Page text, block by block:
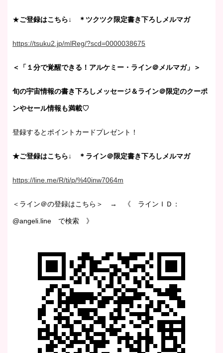
★ご登録はこちら↓ ＊ツクツク限定書き下ろしメルマガ
https://tsuku2.jp/mlReg/?scd=0000038675
＜「１分で覚醒できる！アルケミー・ライン＠メルマガ」＞
旬の宇宙情報の書き下ろしメッセージ＆ライン＠限定のクーポ
ンやセール情報も満載♡
登録するとポイントカードプレゼント！
★ご登録はこちら↓ ＊ライン＠限定書き下ろしメルマガ
https://line.me/R/ti/p/%40inw7064m
＜ライン＠の登録はこちら＞ → 《 ラインＩＤ：
@angeli.line で検索 》